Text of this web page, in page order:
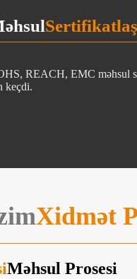
REACH, EMC məhsul
keçdi.
Xidmət
Məhsul Prosesi